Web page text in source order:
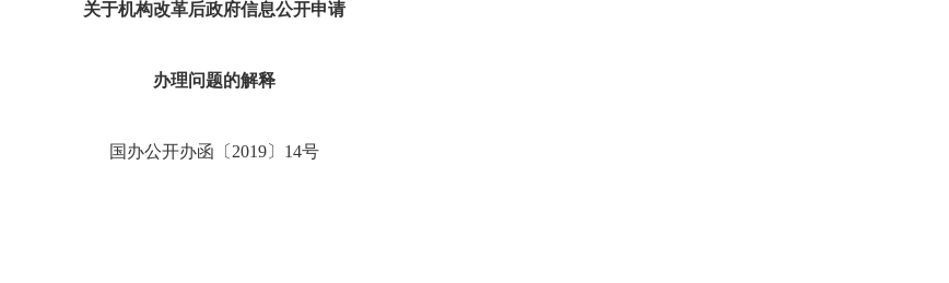
关于机构改革后政府信息公开申请
办理问题的解释
国办公开办函〔2019〕14号